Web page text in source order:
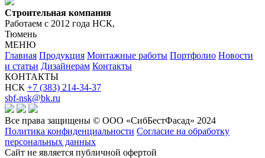
Строительная компания
Работаем с 2012 года НСК,
Тюмень
МЕНЮ
Главная Продукция Монтажные работы Портфолио Новости
и статьи Дизайнерам Контакты
КОНТАКТЫ
НСК +7 (383) 214-34-37
sbf-nsk@bk.ru
Все права защищены © ООО «СибБестФасад» 2024
Политика конфиденциальности Согласие на обработку
персональных данных
Сайт не является публичной офертой